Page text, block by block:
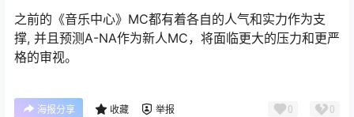
之前的《音乐中心》MC都有着各自的人气和实力作为支
撑, 并且预测A-NA作为新人MC，将面临更大的压力和更严
格的审视。
海报分享 收藏 举报 0 0